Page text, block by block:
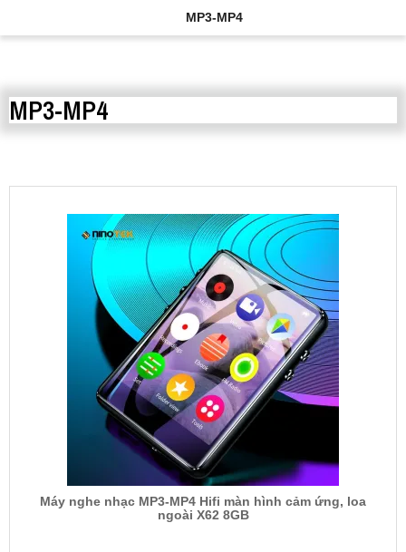
MP3-MP4
MP3-MP4
Máy nghe nhạc MP3-MP4 Hifi màn hình cảm ứng, loa
ngoài X62 8GB